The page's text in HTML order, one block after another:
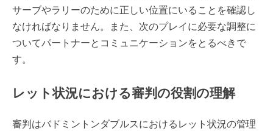
サーブやラリーのために正しい位置にいることを確認し
なければなりません。また、次のプレイに必要な調整に
ついてパートナーとコミュニケーションをとるべきで
す。
レット状況における審判の役割の理解
審判はバドミントンダブルスにおけるレット状況の管理